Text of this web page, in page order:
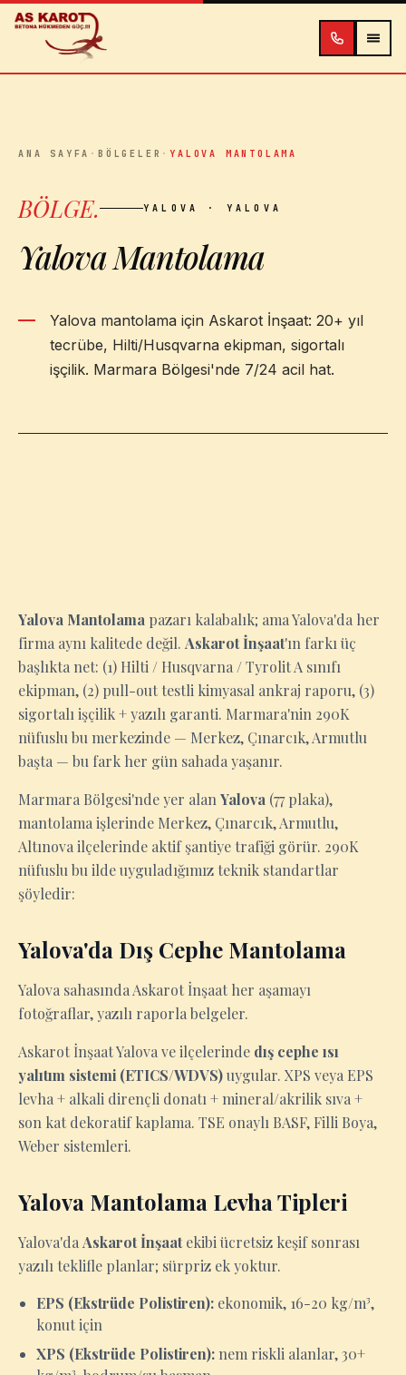
İçeriğe atla
ANA SAYFA ·BÖLGELER ·YALOVA MANTOLAMA
BÖLGE. YALOVA · YALOVA
Yalova Mantolama
Yalova mantolama için Askarot İnşaat: 20+ yıl
tecrübe, Hilti/Husqvarna ekipman, sigortalı
işçilik. Marmara Bölgesi'nde 7/24 acil hat.
Yalova Mantolama pazarı kalabalık; ama Yalova'da her
firma aynı kalitede değil. Askarot İnşaat'ın farkı üç
başlıkta net: (1) Hilti / Husqvarna / Tyrolit A sınıfı
ekipman, (2) pull-out testli kimyasal ankraj raporu, (3)
sigortalı işçilik + yazılı garanti. Marmara'nin 290K
nüfuslu bu merkezinde — Merkez, Çınarcık, Armutlu
başta — bu fark her gün sahada yaşanır.
Marmara Bölgesi'nde yer alan Yalova (77 plaka),
mantolama işlerinde Merkez, Çınarcık, Armutlu,
Altınova ilçelerinde aktif şantiye trafiği görür. 290K
nüfuslu bu ilde uyguladığımız teknik standartlar
şöyledir:
Yalova'da Dış Cephe Mantolama
Yalova sahasında Askarot İnşaat her aşamayı
fotoğraflar, yazılı raporla belgeler.
Askarot İnşaat Yalova ve ilçelerinde dış cephe ısı
yalıtım sistemi (ETICS/WDVS)uygular. XPS veya EPS
levha + alkali dirençli donatı + mineral/akrilik sıva +
son kat dekoratif kaplama. TSE onaylı BASF, Filli Boya,
Weber sistemleri.
Yalova Mantolama Levha Tipleri
Yalova'da Askarot İnşaatekibi ücretsiz keşif sonrası
yazılı teklifle planlar; sürpriz ek yoktur.
EPS (Ekstrüde Polistiren): ekonomik, 16-20 kg/m³,
konut için
XPS (Ekstrüde Polistiren): nem riskli alanlar, 30+